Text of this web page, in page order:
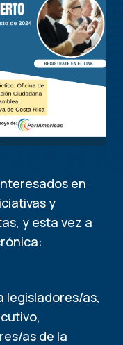
en
y
y esta vez a
legisladores/as,
as de la